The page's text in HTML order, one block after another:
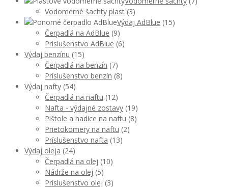
Vodomerné šachty plast (3)
Výdaj AdBlue (15)
Čerpadlá na AdBlue (9)
Príslušenstvo AdBlue (6)
Výdaj benzínu (15)
Čerpadlá na benzín (7)
Príslušenstvo benzín (8)
Výdaj nafty (54)
Čerpadlá na naftu (12)
Nafta - výdajné zostavy (19)
Pištole a hadice na naftu (8)
Prietokomery na naftu (2)
Príslušenstvo nafta (13)
Výdaj oleja (24)
Čerpadlá na olej (10)
Nádrže na olej (5)
Príslušenstvo olej (3)